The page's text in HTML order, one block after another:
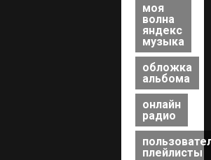
моя
волна
яндекс
музыка
обложка
альбома
онлайн
радио
плейлисты